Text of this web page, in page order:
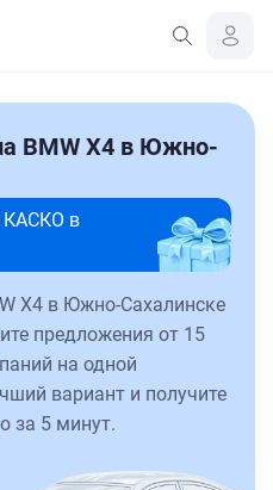
BMW X4 в Южно-
КАСКО в
X4 в Южно-Сахалинске
предложения от 15
на одной
вариант и получите
за 5 минут.